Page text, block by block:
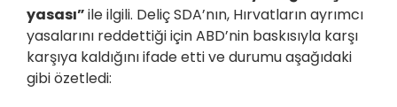
yasası”ile ilgili. Deliç SDA’nın, Hırvatların ayrımcı
yasalarını reddettiği için ABD’nin baskısıyla karşı
karşıya kaldığını ifade etti ve durumu aşağıdaki
gibi özetledi: